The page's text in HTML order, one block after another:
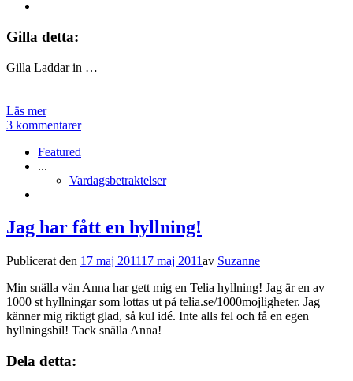
Gilla detta:
Gilla Laddar in …
Läs mer
3 kommentarer
Featured
...
Vardagsbetraktelser
Jag har fått en hyllning!
Publicerat den 17 maj 201117 maj 2011av Suzanne
Min snälla vän Anna har gett mig en Telia hyllning! Jag är en av
1000 st hyllningar som lottas ut på telia.se/1000mojligheter. Jag
känner mig riktigt glad, så kul idé. Inte alls fel och få en egen
hyllningsbil! Tack snälla Anna!
Dela detta: